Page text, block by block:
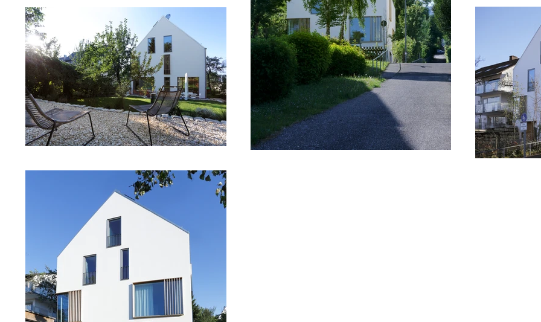
/  PRIVAT
FOTOGRAFIE
/  STUDIO NORDBAHNHOF TOBIAS OEXLE